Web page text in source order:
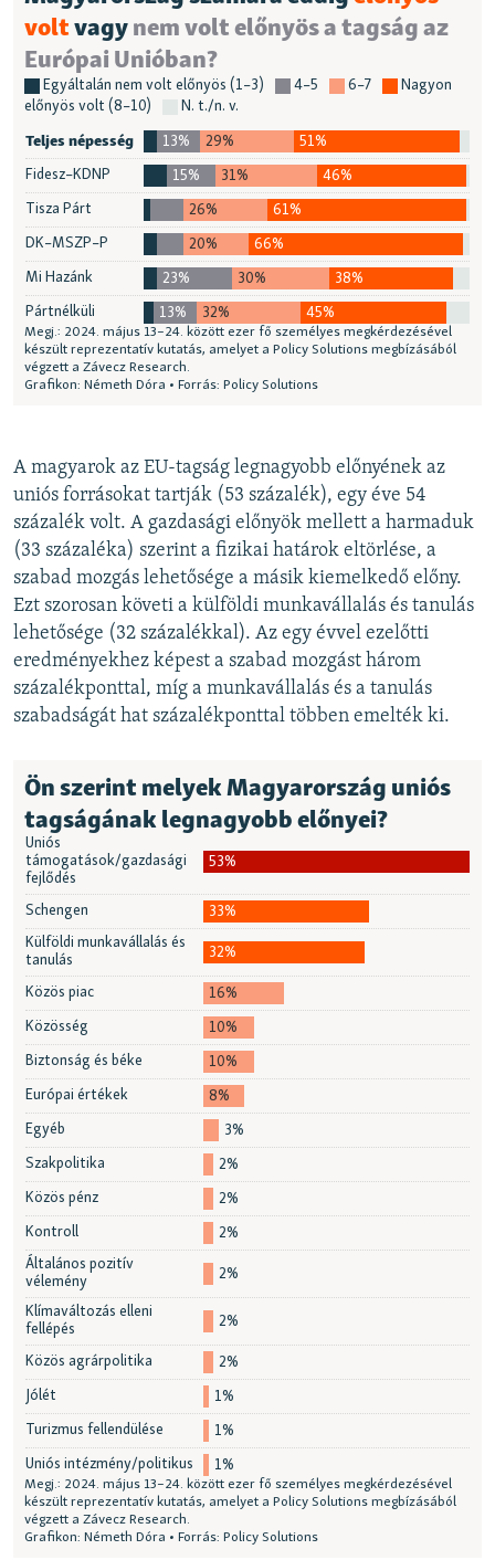
A magyarok az EU-tagság legnagyobb előnyének az
uniós forrásokat tartják (53 százalék), egy éve 54
százalék volt. A gazdasági előnyök mellett a harmaduk
(33 százaléka) szerint a fizikai határok eltörlése, a
szabad mozgás lehetősége a másik kiemelkedő előny.
Ezt szorosan követi a külföldi munkavállalás és tanulás
lehetősége (32 százalékkal). Az egy évvel ezelőtti
eredményekhez képest a szabad mozgást három
százalékponttal, míg a munkavállalás és a tanulás
szabadságát hat százalékponttal többen emelték ki.